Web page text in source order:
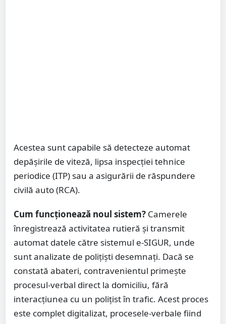
Acestea sunt capabile să detecteze automat
depășirile de viteză, lipsa inspecției tehnice
periodice (ITP) sau a asigurării de răspundere
civilă auto (RCA).
Cum funcționează noul sistem? Camerele
înregistrează activitatea rutieră și transmit
automat datele către sistemul e-SIGUR, unde
sunt analizate de polițiști desemnați. Dacă se
constată abateri, contravenientul primește
procesul-verbal direct la domiciliu, fără
interacțiunea cu un polițist în trafic. Acest proces
este complet digitalizat, procesele-verbale fiind